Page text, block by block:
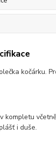
kočárku.
kompletu
i duše.